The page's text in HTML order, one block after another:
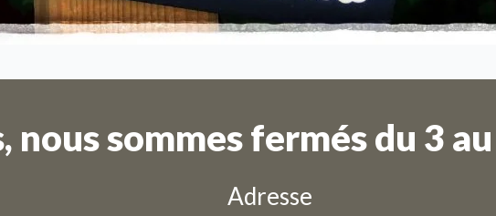
nous sommes fermés du 3
Adresse